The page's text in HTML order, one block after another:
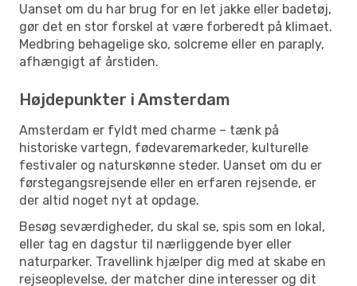
Uanset om du har brug for en let jakke eller badetøj,
gør det en stor forskel at være forberedt på klimaet.
Medbring behagelige sko, solcreme eller en paraply,
afhængigt af årstiden.
Højdepunkter i Amsterdam
Amsterdam er fyldt med charme – tænk på
historiske vartegn, fødevaremarkeder, kulturelle
festivaler og naturskønne steder. Uanset om du er
førstegangsrejsende eller en erfaren rejsende, er
der altid noget nyt at opdage.
Besøg seværdigheder, du skal se, spis som en lokal,
eller tag en dagstur til nærliggende byer eller
naturparker. Travellink hjælper dig med at skabe en
rejseoplevelse, der matcher dine interesser og dit